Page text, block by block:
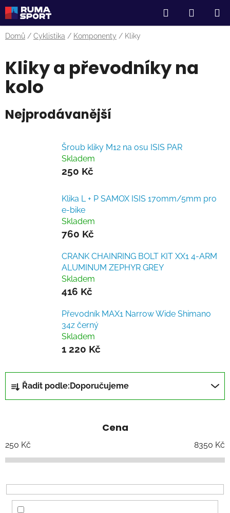
Přejít
na
obsah
Hledat
KOŠÍK
Domů / Cyklistika / Komponenty / Kliky
Kliky a převodníky na
kolo
Nejprodávanější
Šroub kliky M12 na osu ISIS PAR
Skladem
250 Kč
Klika L + P SAMOX ISIS 170mm/5mm pro
e-bike
Skladem
760 Kč
CRANK CHAINRING BOLT KIT XX1 4-ARM
ALUMINUM ZEPHYR GREY
Skladem
416 Kč
Převodník MAX1 Narrow Wide Shimano
34z černý
Skladem
1 220 Kč
Ř
a
z
í
p
o
d
Řadit podle: Doporučujeme
Cena
250 Kč 8350 Kč